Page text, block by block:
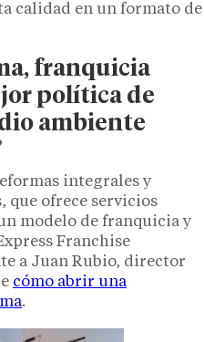
calidad en un formato de
franquicia
política de
ambiente
integrales y
que ofrece servicios
modelo de franquicia y
Franchise
a Juan Rubio, director
cómo abrir una
.